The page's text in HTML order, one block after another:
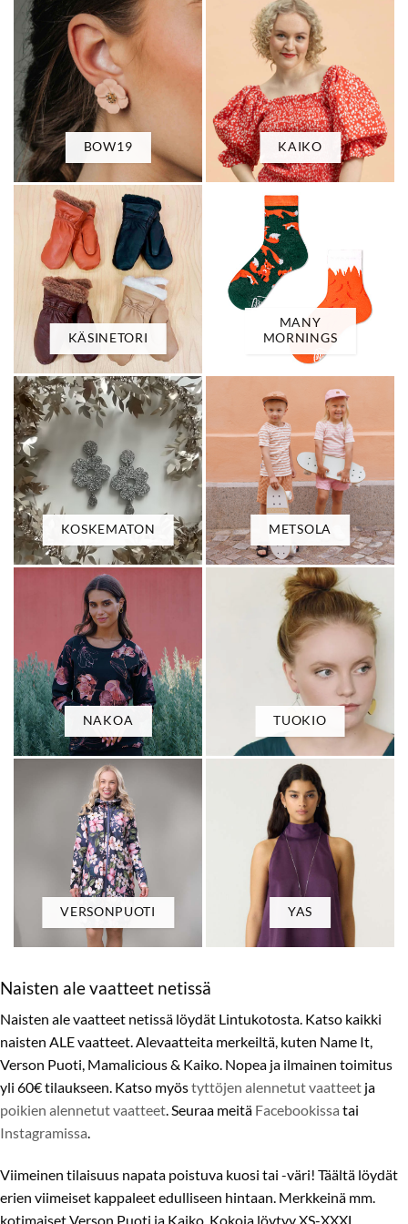
BOW19 KAIKO
KÄSINETORI
MANY
MORNINGS
KOSKEMATON METSOLA
NAKOA TUOKIO
VERSONPUOTI YAS
Naisten ale vaatteet netissä
Naisten ale vaatteet netissä löydät Lintukotosta. Katso kaikki
naisten ALE vaatteet. Alevaatteita merkeiltä, kuten Name It,
Verson Puoti, Mamalicious & Kaiko. Nopea ja ilmainen toimitus
yli 60€ tilaukseen. Katso myöstyttöjen alennetut vaatteet ja
poikien alennetut vaatteet. Seuraa meitä Facebookissa tai
Instagramissa.
Viimeinen tilaisuus napata poistuva kuosi tai -väri! Täältä löydät
erien viimeiset kappaleet edulliseen hintaan. Merkkeinä mm.
kotimaiset Verson Puoti ja Kaiko. Kokoja löytyy XS-XXXL.